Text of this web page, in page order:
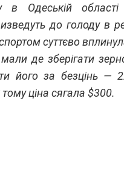
в Одеській області
до голоду в
суттєво
мали де зберігати
його за безцінь —
тому ціна сягала $300.